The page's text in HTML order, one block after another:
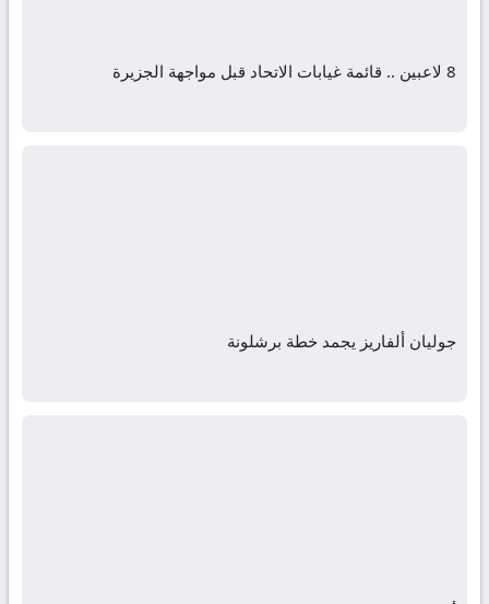
8 لاعبين .. قائمة غيابات الاتحاد قبل مواجهة الجزيرة
جوليان ألفاريز يجمد خطة برشلونة